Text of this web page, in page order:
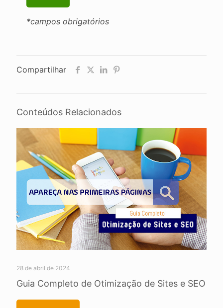
*campos obrigatórios
Compartilhar
Conteúdos Relacionados
28 de abril de 2024
Guia Completo de Otimização de Sites e SEO